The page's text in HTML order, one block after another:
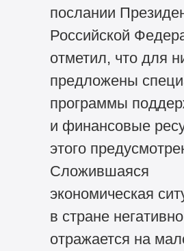
послании
Российской
отметил, что для
предложены
программы
и финансовые
этого
Сложившаяся
экономическая
в стране негативно
отражается на